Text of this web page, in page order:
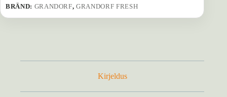
BRÄND: GRANDORF,GRANDORF FRESH
Kirjeldus